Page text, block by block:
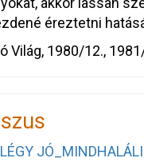
éreztetni
Világ, 1980/12.,